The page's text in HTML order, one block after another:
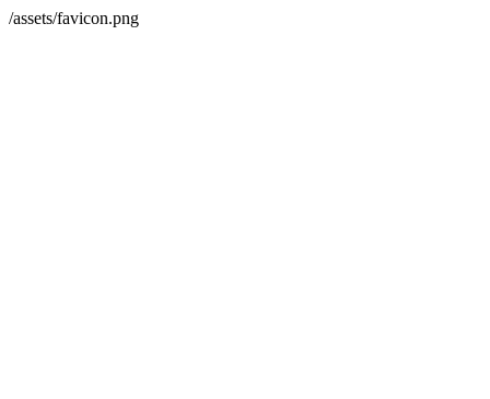
/assets/favicon.png